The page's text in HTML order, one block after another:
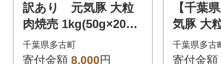
訳あり 元気豚 大粒
肉焼売 1kg(50g×20個
入り)
千葉県多古町
寄付金額 8,000円
【千葉
気豚 大
ト(2種
【シュ
千葉県多古
寄付金額